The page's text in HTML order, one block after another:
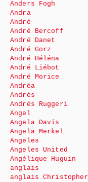
Anders Fogh
Andra
André
André Bercoff
André Danet
André Gorz
André Héléna
André Liébot
André Morice
Andréa
Andrés
Andrés Ruggeri
Angel
Angela Davis
Angela Merkel
Angeles
Angeles United
Angélique Huguin
anglais
anglais Christopher